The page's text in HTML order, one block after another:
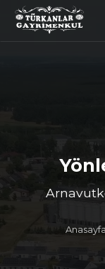
Anasayfa